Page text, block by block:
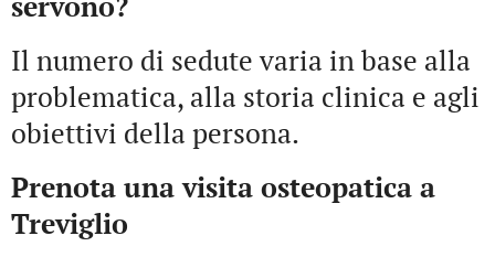
Il numero di sedute varia in base alla
problematica, alla storia clinica e agli
obiettivi della persona.
Prenota una visita osteopatica a
Treviglio